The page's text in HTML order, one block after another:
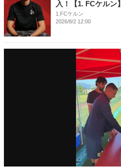
入！【1. FCケルン】
1.FCケルン
2026/8/2 12:00